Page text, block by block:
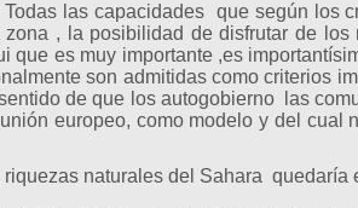
Todas las capacidades que según los
, la posibilidad de disfrutar de
que es muy importante ,es
son admitidas como criterios
de que los autogobierno las
europeo, como modelo y del
naturales del Sahara quedaría